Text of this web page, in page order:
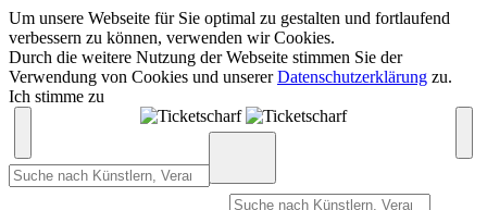
Um unsere Webseite für Sie optimal zu gestalten und fortlaufend
verbessern zu können, verwenden wir Cookies.
Durch die weitere Nutzung der Webseite stimmen Sie der
Verwendung von Cookies und unsererDatenschutzerklärung zu.
Ich stimme zu